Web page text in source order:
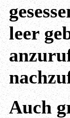
leer
Auch